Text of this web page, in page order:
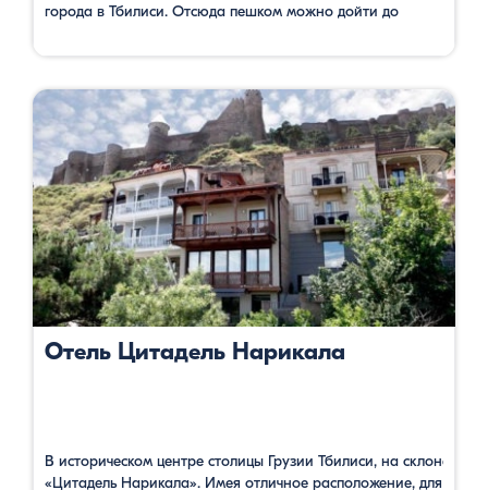
города в Тбилиси. Отсюда пешком можно дойти до
интересных мест для проведения времени. Ресторан
расположен на крыше и имеет …
Отель Цитадель Нарикала
В историческом центре столицы Грузии Тбилиси, на склоне,
«Цитадель Нарикала». Имея отличное расположение, для